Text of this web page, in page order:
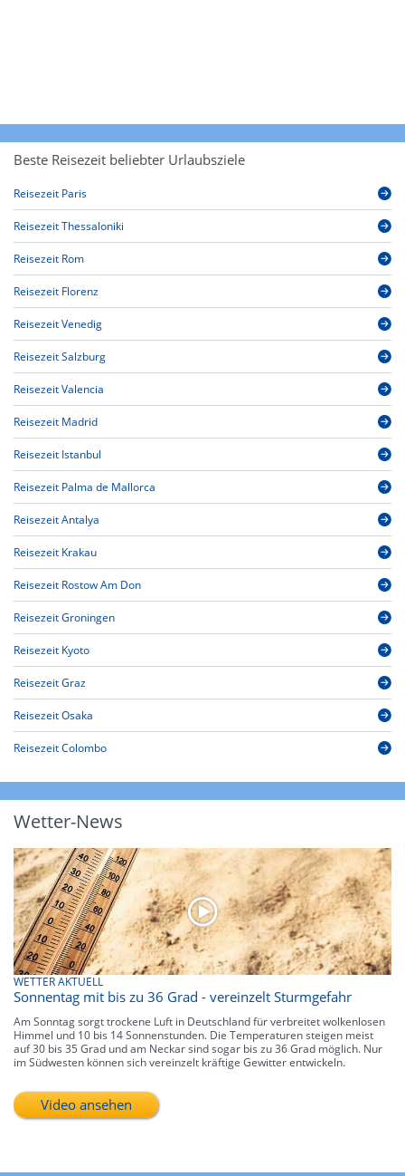
Beste Reisezeit beliebter Urlaubsziele
Reisezeit Paris
Reisezeit Thessaloniki
Reisezeit Rom
Reisezeit Florenz
Reisezeit Venedig
Reisezeit Salzburg
Reisezeit Valencia
Reisezeit Madrid
Reisezeit Istanbul
Reisezeit Palma de Mallorca
Reisezeit Antalya
Reisezeit Krakau
Reisezeit Rostow Am Don
Reisezeit Groningen
Reisezeit Kyoto
Reisezeit Graz
Reisezeit Osaka
Reisezeit Colombo
Wetter-News
WETTER AKTUELL
Sonnentag mit bis zu 36 Grad - vereinzelt Sturmgefahr
Am Sonntag sorgt trockene Luft in Deutschland für verbreitet wolkenlosen
Himmel und 10 bis 14 Sonnenstunden. Die Temperaturen steigen meist
auf 30 bis 35 Grad und am Neckar sind sogar bis zu 36 Grad möglich. Nur
im Südwesten können sich vereinzelt kräftige Gewitter entwickeln.
Video ansehen